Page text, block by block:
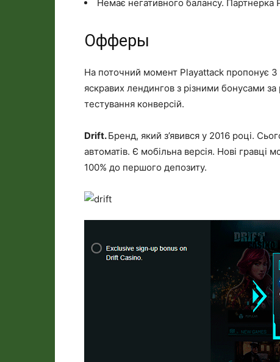
Немає негативного балансу. Партнерка
Офферы
На поточний момент Playattack пропонує
яскравих лендингов з різними бонусами
тестування конверсій.
Drift.Бренд, який з’явився у 2016 році.
автоматів. Є мобільна версія. Нові
100% до першого депозиту.